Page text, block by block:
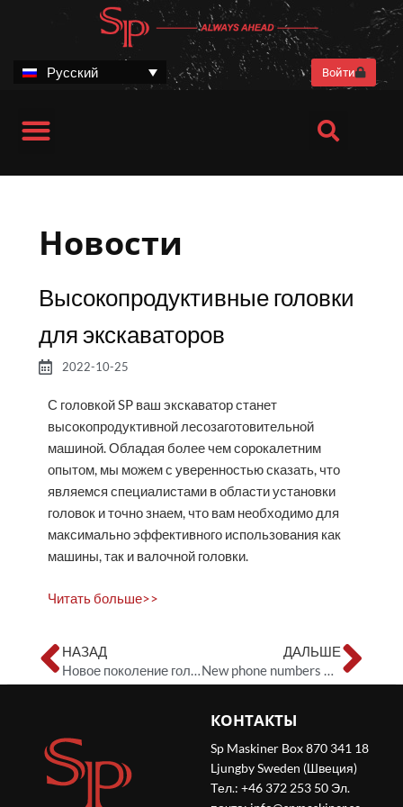
Русский
Войти
Новости
Высокопродуктивные головки
для экскаваторов
2022-10-25
С головкой SP ваш экскаватор станет
высокопродуктивной лесозаготовительной
машиной. Обладая более чем сорокалетним
опытом, мы можем с уверенностью сказать, что
являемся специалистами в области установки
головок и точно знаем, что вам необходимо для
максимально эффективного использования как
машины, так и валочной головки.
Читать больше>>
Пред
НАЗАД
ДАЛЬШЕ
КОНТАКТЫ
Sp Maskiner Box 870 341 18
Ljungby Sweden (Швеция)
Тел.: +46 372 253 50 Эл.